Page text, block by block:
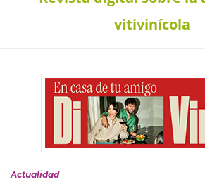
vitivinícola
Actualidad